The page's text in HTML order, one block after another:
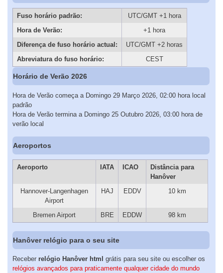
Fuso horário padrão:
UTC/GMT +1 hora
Hora de Verão:
+1 hora
Diferença de fuso horário actual:
UTC/GMT +2 horas
Abreviatura do fuso horário:
CEST
Horário de Verão 2026
Hora de Verão começa a Domingo 29 Março 2026, 02:00 hora local
padrão
Hora de Verão termina a Domingo 25 Outubro 2026, 03:00 hora de
verão local
Aeroportos
Aeroporto IATA ICAO
Distância para
Hanôver
Hannover-Langenhagen
Airport
HAJ EDDV 10 km
Bremen Airport BRE EDDW 98 km
Hanôver relógio para o seu site
Receber relógio Hanôver html grátis para seu site ou escolher os
relógios avançados para praticamente qualquer cidade do mundo